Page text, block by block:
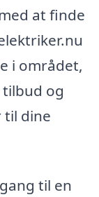
at finde
i området,
og
til dine
til en